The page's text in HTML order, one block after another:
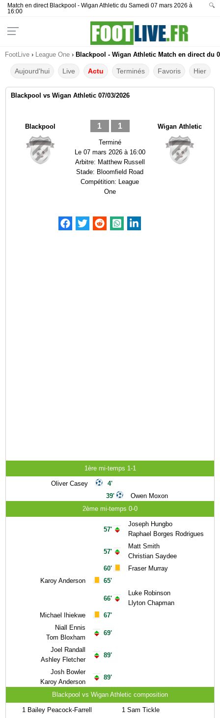
Match en direct Blackpool - Wigan Athletic du Samedi 07 mars 2026 à
16:00
🔍
FootLive › League One › Blackpool - Wigan Athletic Match en direct du
Aujourd'hui Live Actu Terminés Favoris Hier
Blackpool vs Wigan Athletic 07/03/2026
Blackpool 1 1
Terminé
Le 07 mars 2026 à 16:00
Arbitre: Matthew Russell
Stade: Bloomfield Road
Compétition: League
One
Wigan Athletic
1ère mi-temps 1-1
Oliver Casey
4'
39'
Owen Moxon
2ème mi-temps 0-0
Karoy Anderson
Michael Ihiekwe
Niall Ennis
Tom Bloxham
Joel Randall
Ashley Fletcher
Josh Bowler
Karoy Anderson
57'
57'
60'
65'
66'
67'
69'
89'
89'
Joseph Hungbo
Raphael Borges Rodrigues
Matt Smith
Christian Saydee
Fraser Murray
Luke Robinson
Llyton Chapman
Blackpool vs Wigan Athletic composition
1 Bailey Peacock-Farrell
1 Sam Tickle